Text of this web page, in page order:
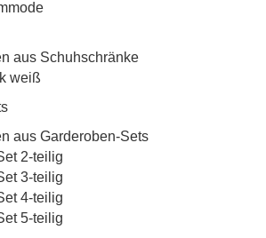
aus Schuhschränke
weiß
aus Garderoben-Sets
2-teilig
3-teilig
4-teilig
5-teilig